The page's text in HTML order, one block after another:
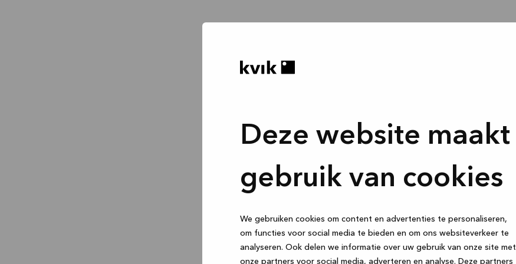
Deze website maakt
gebruik van cookies
We gebruiken cookies om content en advertenties te personaliseren,
om functies voor social media te bieden en om ons websiteverkeer te
analyseren. Ook delen we informatie over uw gebruik van onze site met
onze partners voor social media, adverteren en analyse. Deze partners